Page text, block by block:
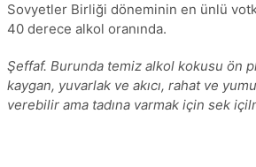
Sovyetler Birliği döneminin en ünlü
40 derece alkol oranında.
Şeffaf. Burunda temiz alkol kokusu ön
kaygan, yuvarlak ve akıcı, rahat ve
verebilir ama tadına varmak için sek